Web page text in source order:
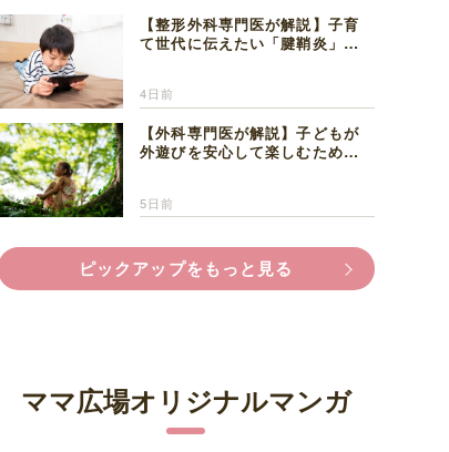
【整形外科専門医が解説】子育
て世代に伝えたい「腱鞘炎」の
4日前
【外科専門医が解説】子どもが
外遊びを安心して楽しむため
5日前
ピックアップをもっと見る
ママ広場オリジナルマンガ